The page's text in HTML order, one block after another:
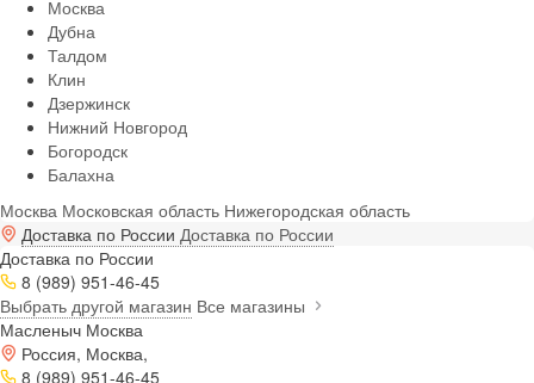
Москва
Дубна
Талдом
Клин
Дзержинск
Нижний Новгород
Богородск
Балахна
Москва Московская область Нижегородская область
Доставка по России Доставка по России
Доставка по России
8 (989) 951-46-45
Выбрать другой магазин Все магазины
Масленыч Москва
Россия, Москва,
8 (989) 951-46-45